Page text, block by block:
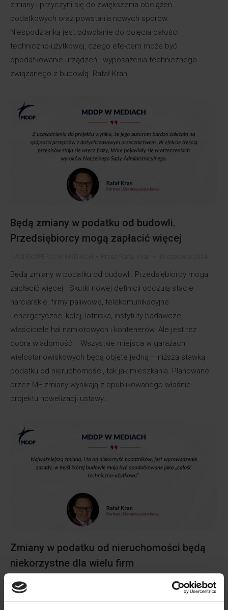
zmiany i przyczyni się do zwiększenia obciążeń
podatkowych oraz powstania nowych sporów.
Niespodzianką jest odwołanie do pojęcia całości
techniczno-użytkowej, czego efektem może być
opodatkowanie urządzeń i wyposażenia technicznego
związanego z budowlą. Rafał Kran,…
Będą zmiany w podatku od budowli.
Przedsiębiorcy mogą zapłacić więcej
Będą zmiany w podatku od budowli. Przedsiębiorcy mogą
zapłacić więcej Skutki nowej definicji odczują stacje
narciarskie, firmy paliwowe, telekomunikacyjne
i energetyczne, kolej, lotniska, instytuty badawcze,
właściciele hal namiotowych i kontenerów. Ale jest też
dobra wiadomość. Wszystkie miejsca w garażach
wielostanowiskowych będą objęte jedną – niższą stawką
podatku od nieruchomości, tak jak mieszkania. Planowane
przez MF zmiany wynikają z opublikowanego właśnie
projektu nowelizacji ustawy…
Zmiany w podatku od nieruchomości będą
niekorzystne dla wielu firm
NASI EKSPERCI W MEDIACH 19 czerwca 2024
Zmiany w podatku od nieruchomości będą niekorzystne dla